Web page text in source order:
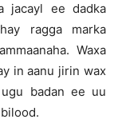
jacayl ee dadka
ragga marka
Waxa
in aanu jirin wax
badan ee uu